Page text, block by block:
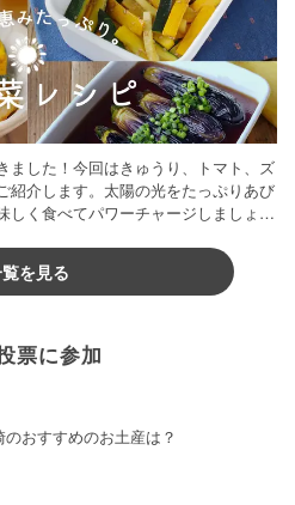
ました！今回はきゅうり、トマト、ズ
紹介します。太陽の光をたっぷりあび
しく食べてパワーチャージしましょう
を見る
票に参加
のおすすめのお土産は？